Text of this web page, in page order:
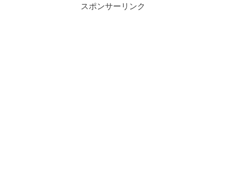
スポンサーリンク